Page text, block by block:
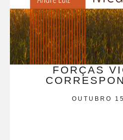
FORÇAS
OUTUBRO